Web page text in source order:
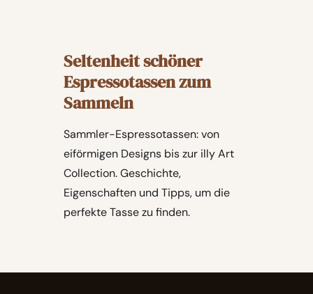
Seltenheit schöner
Espressotassen zum
Sammeln
Sammler-Espressotassen: von
eiförmigen Designs bis zur illy Art
Collection. Geschichte,
Eigenschaften und Tipps, um die
perfekte Tasse zu finden.